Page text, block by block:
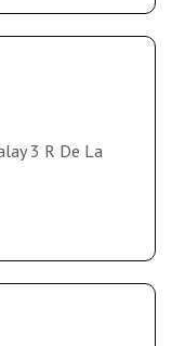
3 R De La